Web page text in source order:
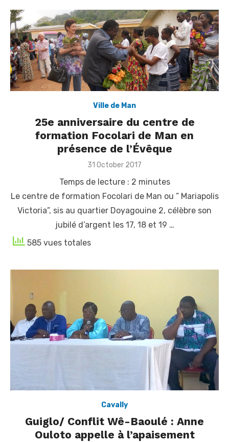
Ville de Man
25e anniversaire du centre de
formation Focolari de Man en
présence de l’Évêque
Posted
31 October 2017
Temps de lecture : 2 minutes
Le centre de formation Focolari de Man ou ” Mariapolis
Victoria”, sis au quartier Doyagouine 2, célèbre son
jubilé d’argent les 17, 18 et 19 …
585 vues totales
Cavally
Guiglo/ Conflit Wê-Baoulé : Anne
Ouloto appelle à l’apaisement